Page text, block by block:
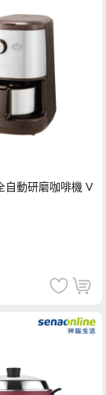
自動研磨咖啡機 V